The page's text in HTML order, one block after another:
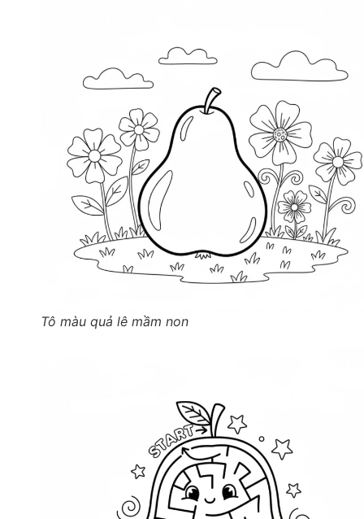
Tô màu quả lê mầm non